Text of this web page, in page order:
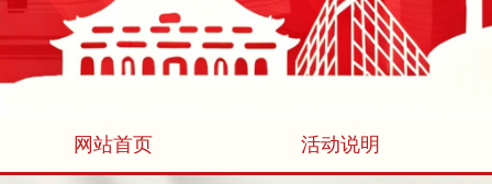
网站首页 活动说明